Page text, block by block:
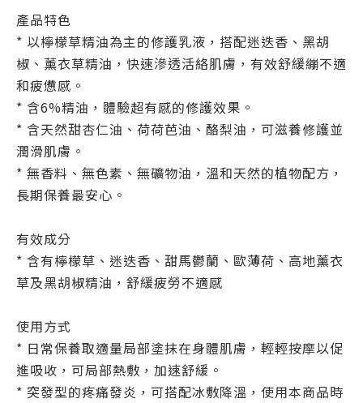
產品特色
* 以檸檬草精油為主的修護乳液，搭配迷迭香、黑胡
椒、薰衣草精油，快速滲透活絡肌膚，有效舒緩繃不適
和疲憊感。
* 含6%精油， 體驗超有感的修護效果。
* 含天然甜杏仁油、荷荷芭油、酪梨油，可滋養修護並
潤滑肌膚。
* 無香料、無色素、無礦物油，溫和天然的植物配方，
長期保養最安心。
有效成分
* 含有檸檬草、迷迭香、甜馬鬱蘭、歐薄荷、高地薰衣
草及黑胡椒精油，舒緩疲勞不適感
使用方式
* 日常保養取適量局部塗抹在身體肌膚，輕輕按摩以促
進吸收，可局部熱敷，加速舒緩。
* 突發型的疼痛發炎，可搭配冰敷降溫，使用本商品時